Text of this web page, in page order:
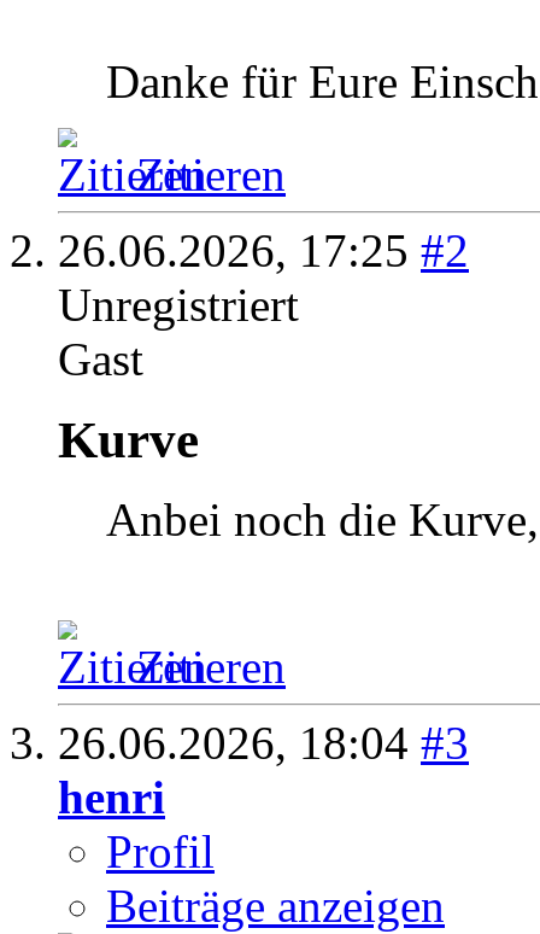
Danke für Eure
Zitieren
26.06.2026, 17:25 #2
Unregistriert
Gast
Kurve
Anbei noch die
Zitieren
26.06.2026, 18:04 #3
henri
Profil
Beiträge anzeigen